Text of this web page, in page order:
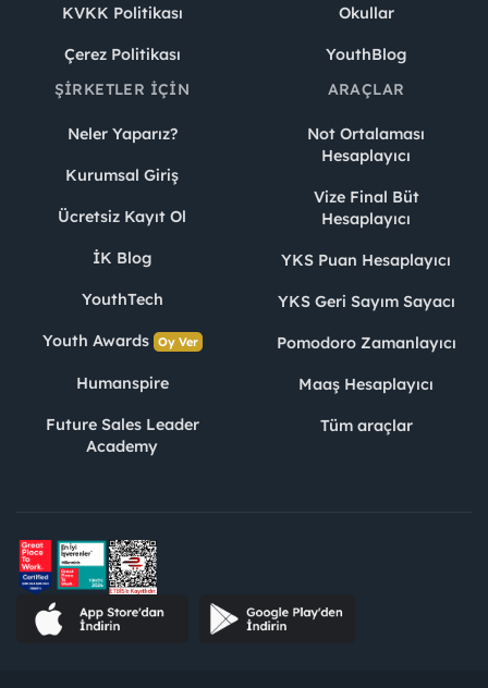
KVKK Politikası
Çerez Politikası
Okullar
YouthBlog
ŞIRKETLER İÇIN
Neler Yaparız?
Kurumsal Giriş
Ücretsiz Kayıt Ol
İK Blog
YouthTech
Youth Awards Oy Ver
Humanspire
Future Sales Leader
Academy
ARAÇLAR
Not Ortalaması
Hesaplayıcı
Vize Final Büt
Hesaplayıcı
YKS Puan Hesaplayıcı
YKS Geri Sayım Sayacı
Pomodoro Zamanlayıcı
Maaş Hesaplayıcı
Tüm araçlar